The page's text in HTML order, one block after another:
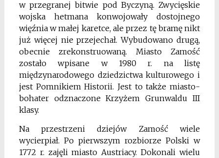
w przegranej bitwie pod Byczyną. Zwycięskie
wojska het­mana konwojowały dostojnego
więźnia w małej karetce, ale przez tę bramę nikt
już więcej nie przejechał. Wybudowano drugą,
obecnie zrekonstruowaną. Miasto Zamość
zostało wpisane w 1980 r. na listę
międzynarodowego dziedzictwa kul­turowego i
jest Pomnikiem Historii. Jest to także miasto-
bohater odznaczone Krzyżem Grunwaldu III
klasy.
Na przestrzeni dziejów Zamość wiele
wycierpiał. Po pierwszym rozbiorze Polski w
1772 r. zajęli miasto Austriacy. Dokonali wielu